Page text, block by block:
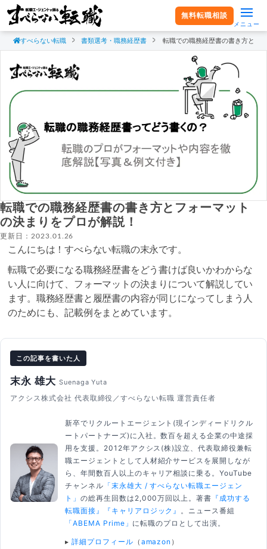
無料転職相談
メニュー
すべらない転職 書類選考・職務経歴書 転職での職務経歴書の書き方とフ
転職での職務経歴書の書き方とフォーマット
の決まりをプロが解説！
更新日：2023.01.26
こんにちは！すべらない転職の末永です。
転職で必要になる職務経歴書をどう書けば良いかわからな
い人に向けて、フォーマットの決まりについて解説してい
ます。職務経歴書と履歴書の内容が同じになってしまう人
のためにも、記載例をまとめています。
この記事を書いた人
末永 雄大 Suenaga Yuta
アクシス株式会社 代表取締役／すべらない転職 運営責任者
新卒でリクルートエージェント(現インディードリクル
ートパートナーズ)に入社。数百を超える企業の中途採
用を支援。2012年アクシス(株)設立、代表取締役兼転
職エージェントとして人材紹介サービスを展開しなが
ら、年間数百人以上のキャリア相談に乗る。YouTube
チャンネル 「末永雄大 / すべらない転職エージェン
ト」 の総再生回数は2,000万回以上。著書 『成功する
転職面接』
『キャリアロジック』
。ニュース番組
「ABEMA Prime」 に転職のプロとして出演。
▸ 詳細プロフィール （ amazon ）